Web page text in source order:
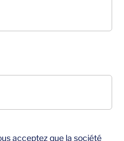
acceptez que la société